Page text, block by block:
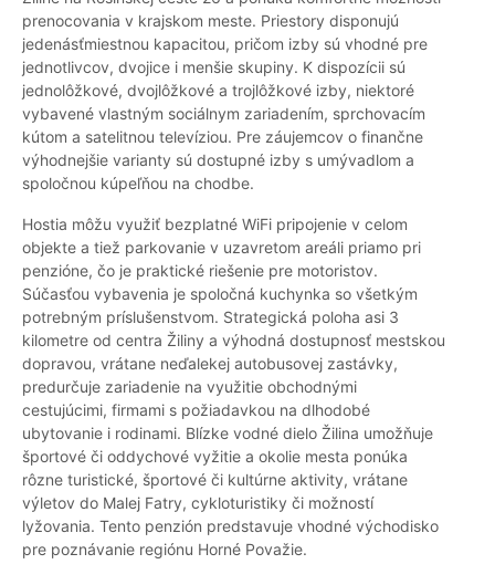
prenocovania v krajskom meste. Priestory disponujú
jedenásťmiestnou kapacitou, pričom izby sú vhodné pre
jednotlivcov, dvojice i menšie skupiny. K dispozícii sú
jednolôžkové, dvojlôžkové a trojlôžkové izby, niektoré
vybavené vlastným sociálnym zariadením, sprchovacím
kútom a satelitnou televíziou. Pre záujemcov o finančne
výhodnejšie varianty sú dostupné izby s umývadlom a
spoločnou kúpeľňou na chodbe.
Hostia môžu využiť bezplatné WiFi pripojenie v celom
objekte a tiež parkovanie v uzavretom areáli priamo pri
penzióne, čo je praktické riešenie pre motoristov.
Súčasťou vybavenia je spoločná kuchynka so všetkým
potrebným príslušenstvom. Strategická poloha asi 3
kilometre od centra Žiliny a výhodná dostupnosť mestskou
dopravou, vrátane neďalekej autobusovej zastávky,
predurčuje zariadenie na využitie obchodnými
cestujúcimi, firmami s požiadavkou na dlhodobé
ubytovanie i rodinami. Blízke vodné dielo Žilina umožňuje
športové či oddychové vyžitie a okolie mesta ponúka
rôzne turistické, športové či kultúrne aktivity, vrátane
výletov do Malej Fatry, cykloturistiky či možností
lyžovania. Tento penzión predstavuje vhodné východisko
pre poznávanie regiónu Horné Považie.